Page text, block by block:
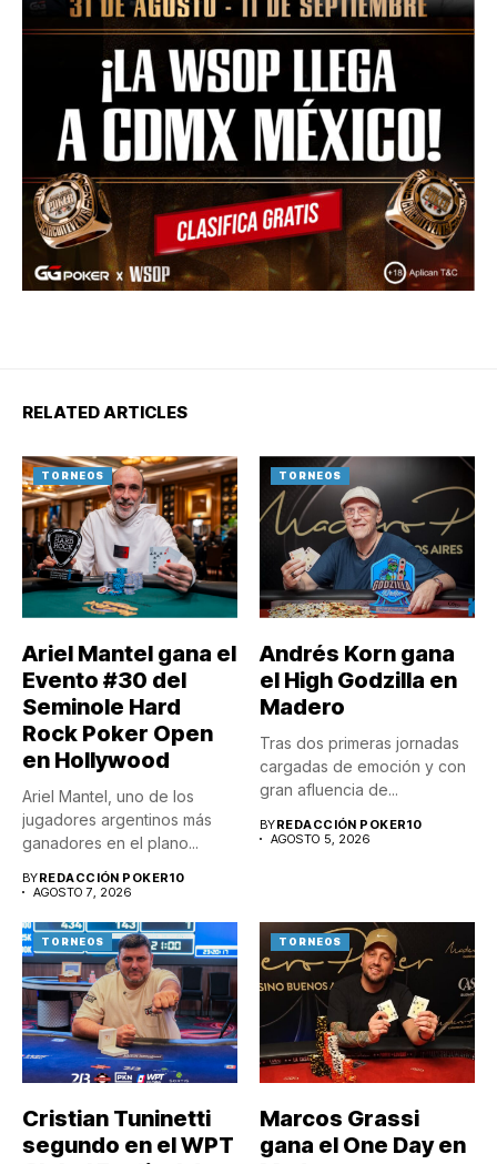
RELATED ARTICLES
TORNEOS
Ariel Mantel gana el
Evento #30 del
Seminole Hard
Rock Poker Open
en Hollywood
Ariel Mantel, uno de los
jugadores argentinos más
ganadores en el plano...
BYREDACCIÓN POKER10
AGOSTO 7, 2026
TORNEOS
Andrés Korn gana
el High Godzilla en
Madero
Tras dos primeras jornadas
cargadas de emoción y con
gran afluencia de...
BYREDACCIÓN POKER10
AGOSTO 5, 2026
TORNEOS
Cristian Tuninetti
segundo en el WPT
TORNEOS
Marcos Grassi
gana el One Day en